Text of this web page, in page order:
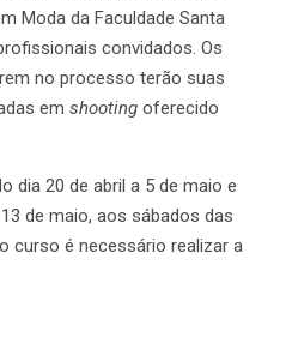
Moda da Faculdade Santa
convidados. Os
no processo terão suas
em shooting oferecido
dia 20 de abril a 5 de maio e
de maio, aos sábados das
curso é necessário realizar a